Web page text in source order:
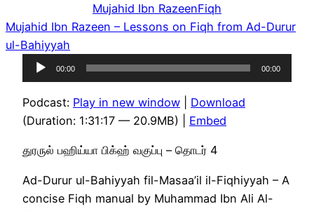
Mujahid Ibn RazeenFiqh
Mujahid Ibn Razeen – Lessons on Fiqh from Ad-Durur
ul-Bahiyyah
Audio
Player
00:00 00:00
Podcast: Play in new window
Download
(Duration: 1:31:17 — 20.9MB) | Embed
துரருல் பஹிய்யா பிக்ஹ் வகுப்பு – தொடர் 4
Ad-Durur ul-Bahiyyah fil-Masaa’il il-Fiqhiyyah – A
concise Fiqh manual by Muhammad Ibn Ali Al-